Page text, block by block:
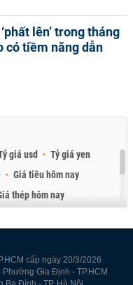
lên’ trong tháng
có tiềm năng dẫn
giá usd
Tỷ giá yen
Giá tiêu hôm nay
thép hôm nay
cấp ngày 20/3/2026
Gia Định - TP.HCM